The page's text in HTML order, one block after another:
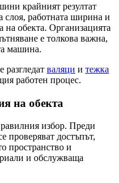
крайният резултат
слоя, работната ширина и
на обекта. Организацията
е толкова важна,
машина.
разгледат валяци и тежка
работен процес.
на обекта
избор. Преди
проверяват достъпът,
пространство и
и обслужваща